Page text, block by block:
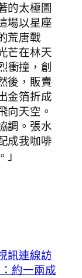
的太極圖
場以星座
荒唐戰
芒在林天
衝撞，創
後，販賣
金箔折成
向天空。
調。張水
成我咖啡
訊連線訪
約一兩成